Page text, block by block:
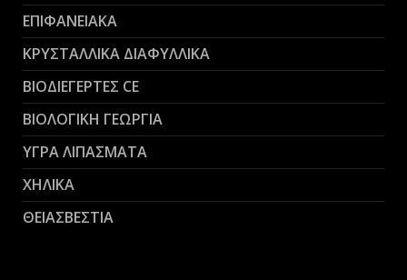
ΕΠΙΦΑΝΕΙΑΚΑ
ΚΡΥΣΤΑΛΛΙΚΑ ΔΙΑΦΥΛΛΙΚΑ
ΒΙΟΔΙΕΓΕΡΤΕΣ CE
ΒΙΟΛΟΓΙΚΗ ΓΕΩΡΓΙΑ
ΥΓΡΑ ΛΙΠΑΣΜΑΤΑ
ΧΗΛΙΚΑ
ΘΕΙΑΣΒΕΣΤΙΑ